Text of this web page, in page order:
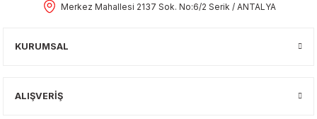
Merkez Mahallesi 2137 Sok. No:6/2 Serik / ANTALYA
KURUMSAL
ALIŞVERİŞ